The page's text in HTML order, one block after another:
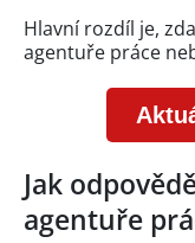
Hlavní rozdíl je,
agentuře práce
Jak
agentuře